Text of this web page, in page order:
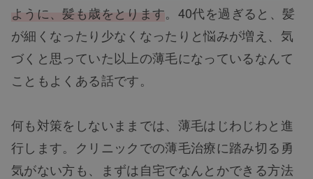
ように、髪も歳をとります。 40代を過ぎると、髪
が細くなったり少なくなったりと悩みが増え、気
づくと思っていた以上の薄毛になっているなんて
こともよくある話です。
何も対策をしないままでは、薄毛はじわじわと進
行します。クリニックでの薄毛治療に踏み切る勇
気がない方も、まずは自宅でなんとかできる方法